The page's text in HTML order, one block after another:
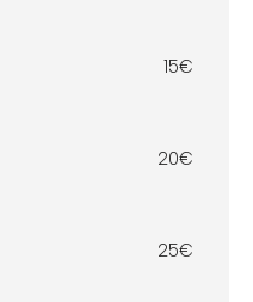
15€
20€
25€